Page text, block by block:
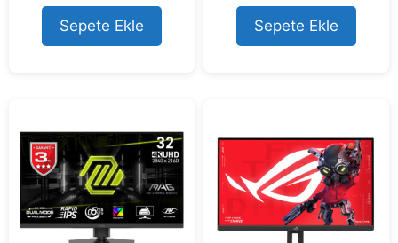
t
o
f
5
Sepete Ekle
t
o
f
5
Sepete Ekle